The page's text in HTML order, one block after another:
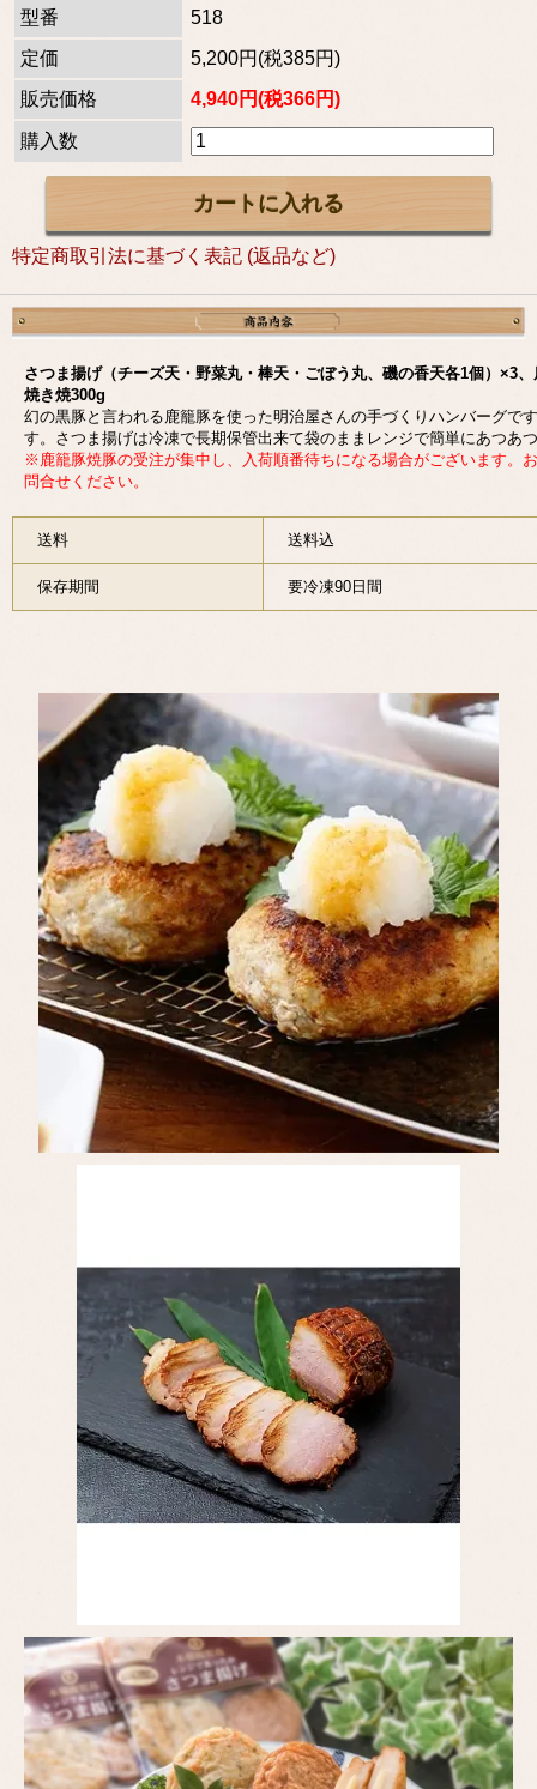
型番
518
定価
5,200円(税385円)
販売価格
4,940円(税366円)
購入数
特定商取引法に基づく表記 (返品など)
さつま揚げ（チーズ天・野菜丸・棒天・ごぼう丸、磯の香天各1個）×3
焼き焼300g
幻の黒豚と言われる鹿籠豚を使った明治屋さんの手づくりハンバーグで
す。さつま揚げは冷凍で長期保管出来て袋のままレンジで簡単にあつあ
※鹿籠豚焼豚の受注が集中し、入荷順番待ちになる場合がございます。
問合せください。
送料 送料込
保存期間 要冷凍90日間